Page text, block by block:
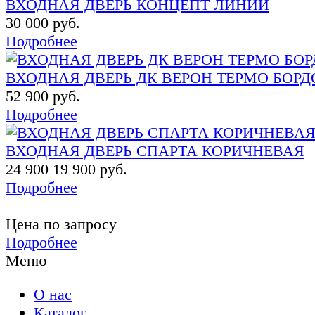
ВХОДНАЯ ДВЕРЬ КОНЦЕПТ ЛИНИИ
30 000 руб.
Подробнее
ВХОДНАЯ ДВЕРЬ ДК ВЕРОН ТЕРМО
52 900 руб.
Подробнее
ВХОДНАЯ ДВЕРЬ СПАРТА КОРИЧНЕВАЯ
24 900 19 900 руб.
Подробнее
Цена по запросу
Подробнее
Меню
О нас